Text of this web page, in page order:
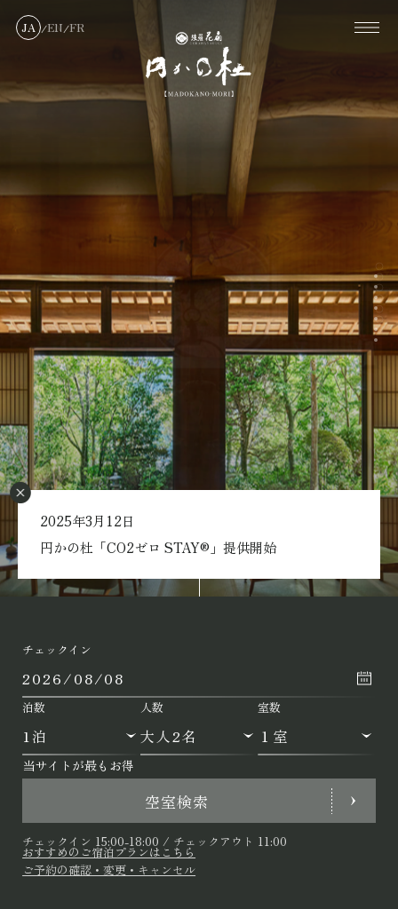
JA /EN/FR
2025年3月12日
円かの杜「CO2ゼロ STAY®」提供開始
チェックイン
泊数 人数 室数
当サイトが最もお得
空室検索
チェックイン 15:00-18:00 / チェックアウト 11:00
おすすめのご宿泊プランはこちら
ご予約の確認・変更・キャンセル